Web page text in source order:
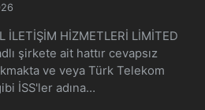
İLETİŞİM HİZMETLERİ LİMİTED
şirkete ait hattır cevapsız
ve veya Türk Telekom
İSS'ler adına…